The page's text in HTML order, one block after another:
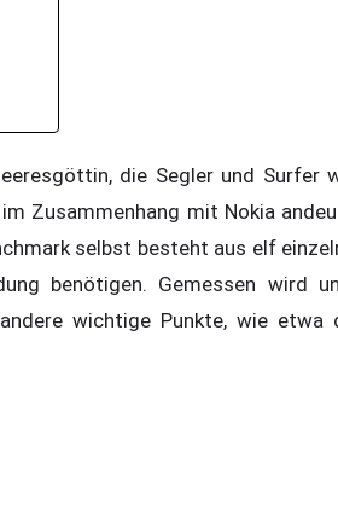
die Segler und Surfer
Zusammenhang mit Nokia
selbst besteht aus elf
benötigen. Gemessen wird
wichtige Punkte, wie etwa